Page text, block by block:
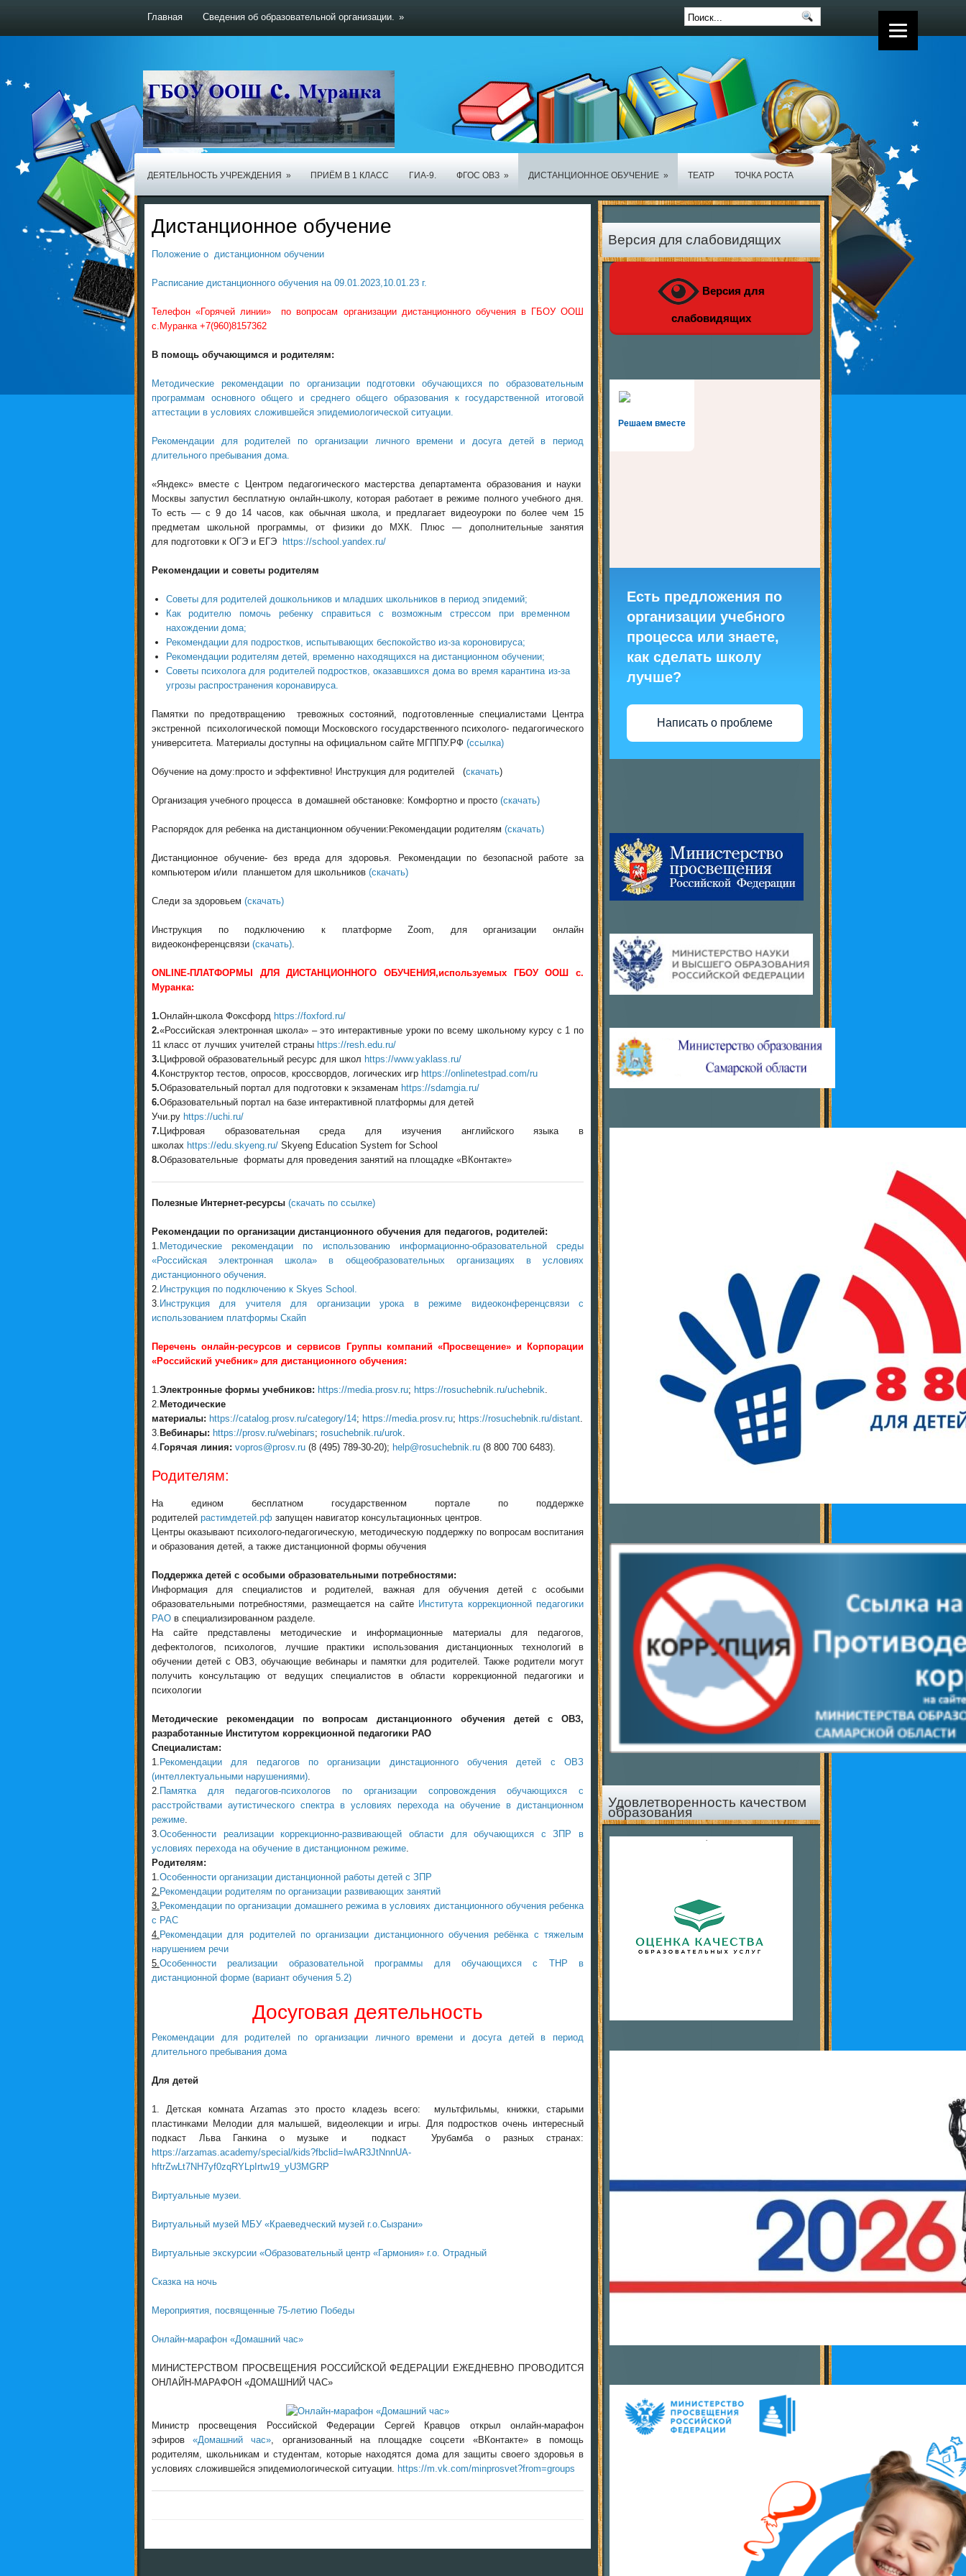
Главная Сведения об образовательной организации. »
ДЕЯТЕЛЬНОСТЬ УЧРЕЖДЕНИЯ » ПРИЁМ В 1 КЛАСС ГИА-9. ФГОС ОВЗ » ДИСТАНЦИОННОЕ ОБУЧЕНИЕ » ТЕАТР ТОЧКА РОСТА
Дистанционное обучение
Положение о дистанционном обучении
Расписание дистанционного обучения на 09.01.2023,10.01.23 г.
Телефон «Горячей линии» по вопросам организации дистанционного обучения в ГБОУ ООШ
с.Муранка +7(960)8157362
В помощь обучающимся и родителям:
Методические рекомендации по организации подготовки обучающихся по образовательным
программам основного общего и среднего общего образования к государственной итоговой
аттестации в условиях сложившейся эпидемиологической ситуации.
Рекомендации для родителей по организации личного времени и досуга детей в период
длительного пребывания дома.
«Яндекс» вместе с Центром педагогического мастерства департамента образования и науки
Москвы запустил бесплатную онлайн-школу, которая работает в режиме полного учебного дня.
То есть — с 9 до 14 часов, как обычная школа, и предлагает видеоуроки по более чем 15
предметам школьной программы, от физики до МХК. Плюс — дополнительные занятия
для подготовки к ОГЭ и ЕГЭ
https://school.yandex.ru/
Рекомендации и советы родителям
Советы для родителей дошкольников и младших школьников в период эпидемий;
Как родителю помочь ребенку справиться с возможным стрессом при временном
нахождении дома;
Рекомендации для подростков, испытывающих беспокойство из-за короновируса;
Рекомендации родителям детей, временно находящихся на дистанционном обучении;
Советы психолога для родителей подростков, оказавшихся дома во время карантина из-за
угрозы распространения коронавируса.
Памятки по предотвращению тревожных состояний, подготовленные специалистами Центра
экстренной психологической помощи Московского государственного психолого- педагогического
университета. Материалы доступны на официальном сайте МГППУ.РФ (ссылка)
Обучение на дому:просто и эффективно! Инструкция для родителей (скачать)
Организация учебного процесса в домашней обстановке: Комфортно и просто (скачать)
Распорядок для ребенка на дистанционном обучении:Рекомендации родителям (скачать)
Дистанционное обучение- без вреда для здоровья. Рекомендации по безопасной работе за
компьютером и/или планшетом для школьников (скачать)
Следи за здоровьем (скачать)
Инструкция по подключению к платформе Zoom, для организации онлайн
видеоконференцсвязи (скачать)
ONLINE-ПЛАТФОРМЫ ДЛЯ ДИСТАНЦИОННОГО ОБУЧЕНИЯ,используемых ГБОУ ООШ с.
Муранка:
1.Онлайн-школа Фоксфорд https://foxford.ru/
2.«Российская электронная школа» – это интерактивные уроки по всему школьному курсу с 1 по
11 класс от лучших учителей страны https://resh.edu.ru/
3.Цифровой образовательный ресурс для школ https://www.yaklass.ru/
4.Конструктор тестов, опросов, кроссвордов, логических игр https://onlinetestpad.com/ru
5.Образовательный портал для подготовки к экзаменам https://sdamgia.ru/
6.Образовательный портал на базе интерактивной платформы для детей
Учи.ру https://uchi.ru/
7.Цифровая образовательная среда для изучения английского языка в
школах https://edu.skyeng.ru/ Skyeng Education System for School
8.Образовательные форматы для проведения занятий на площадке «ВКонтакте»
Полезные Интернет-ресурсы (скачать по ссылке)
Рекомендации по организации дистанционного обучения для педагогов, родителей:
1. Методические рекомендации
по использованию информационно-образовательной среды
«Российская электронная школа» в общеобразовательных организациях в условиях
дистанционного обучения
2. Инструкция по подключению к Skyes School.
3. Инструкция для учителя для организации урока в режиме видеоконференцсвязи с
использованием платформы Скайп
Перечень онлайн-ресурсов и сервисов Группы компаний «Просвещение» и Корпорации
«Российский учебник» для дистанционного обучения:
1. Электронные формы учебников: https://media.prosv.ru; https://rosuchebnik.ru/uchebnik
2. Методические
материалы: https://catalog.prosv.ru/category/14; https://media.prosv.ru; https://rosuchebnik.ru/distant
3. Вебинары: https://prosv.ru/webinars; rosuchebnik.ru/urok
4. Горячая линия: vopros@prosv.ru (8 (495) 789-30-20); help@rosuchebnik.ru (8 800 700 6483).
Родителям:
На едином бесплатном государственном портале по поддержке
родителей растимдетей.рф запущен навигатор консультационных центров.
Центры оказывают психолого-педагогическую, методическую поддержку по вопросам воспитания
и образования детей, а также дистанционной формы обучения
Поддержка детей с особыми образовательными потребностями:
Информация для специалистов и родителей, важная для обучения детей с особыми
образовательными потребностями, размещается на сайте Института коррекционной педагогики
РАО в специализированном разделе.
На сайте представлены методические и информационные материалы для педагогов,
дефектологов, психологов, лучшие практики использования дистанционных технологий в
обучении детей с ОВЗ, обучающие вебинары и памятки для родителей. Также родители могут
получить консультацию от ведущих специалистов в области коррекционной педагогики и
психологии
Методические рекомендации по вопросам дистанционного обучения детей с ОВЗ,
разработанные Институтом коррекционной педагогики РАО
Специалистам:
1. Рекомендации для педагогов по организации динстационного обучения детей с ОВЗ
(интеллектуальными нарушениями).
2. Памятка для педагогов-психологов по организации сопровождения обучающихся с
расстройствами аутистического спектра в условиях перехода на обучение в дистанционном
режиме.
3.Особенности реализации коррекционно-развивающей области для обучающихся с ЗПР в
условиях перехода на обучение в дистанционном режиме.
Родителям:
1.Особенности организации дистанционной работы детей с ЗПР
2. Рекомендации родителям по организации развивающих занятий
3. Рекомендации по организации домашнего режима в условиях дистанционного обучения ребенка
с РАС
4. Рекомендации для родителей по организации дистанционного обучения ребёнка с тяжелым
нарушением речи
5.Особенности реализации образовательной программы для обучающихся с ТНР в
дистанционной форме (вариант обучения 5.2)
Досуговая деятельность
Рекомендации для родителей по организации личного времени и досуга детей в период
длительного пребывания дома
Для детей
1. Детская комната Arzamas это просто кладезь всего: мультфильмы, книжки, старыми
пластинками Мелодии для малышей, видеолекции и игры. Для подростков очень интересный
подкаст Льва Ганкина о музыке и подкаст Урубамба о разных странах:
https://arzamas.academy/special/kids?fbclid=IwAR3JtNnnUA-
hftrZwLt7NH7yf0zqRYLpIrtw19_yU3MGRP
Виртуальные музеи.
Виртуальный музей МБУ «Краеведческий музей г.о.Сызрани»
Виртуальные экскурсии «Образовательный центр «Гармония» г.о. Отрадный
Сказка на ночь
Мероприятия, посвященные 75-летию Победы
Онлайн-марафон «Домашний час»
МИНИСТЕРСТВОМ ПРОСВЕЩЕНИЯ РОССИЙСКОЙ ФЕДЕРАЦИИ ЕЖЕДНЕВНО ПРОВОДИТСЯ
ОНЛАЙН-МАРАФОН «ДОМАШНИЙ ЧАС»
Министр просвещения Российской Федерации Сергей Кравцов открыл онлайн-марафон
эфиров«Домашний час», организованный на площадке соцсети «ВКонтакте» в помощь
родителям, школьникам и студентам, которые находятся дома для защиты своего здоровья в
условиях сложившейся эпидемиологической ситуации. https://m.vk.com/minprosvet?from=groups
Версия для слабовидящих
Версия для
слабовидящих
Решаем вместе
Есть предложения по
организации учебного
процесса или знаете,
как сделать школу
лучше?
Написать о проблеме
Удовлетворенность качеством
образования